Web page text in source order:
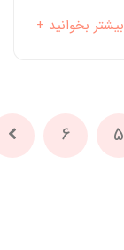
بیشتر بخوانید +
5
6